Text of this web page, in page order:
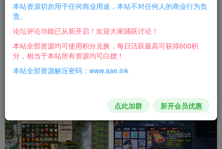
《神界天海西柚》经典GGE2
互通梦幻西游Win系一键服务
端+安卓苹果PC三端+内置GM
工具+全套源码+详细搭建教程
付费资源 300 手游资源
《天元西游自改1.99更新版》
经典GGE2梦幻西游Win系服
务端+假人陪玩+内置GM工具
+超详细攻略+详细启动教程
付费资源
22
本站资源切勿用于任何商业用途，本站不对任何人的商业行为负
责。
论坛评论功能已从新开启！欢迎大家踊跃讨论！
本站全部资源均可使用积分兑换，每日活跃最高可获得600积
分，相当于本站所有资源均可白嫖！
本站全部资源解压密码：www.aae.ink
点此加群 新开会员优惠